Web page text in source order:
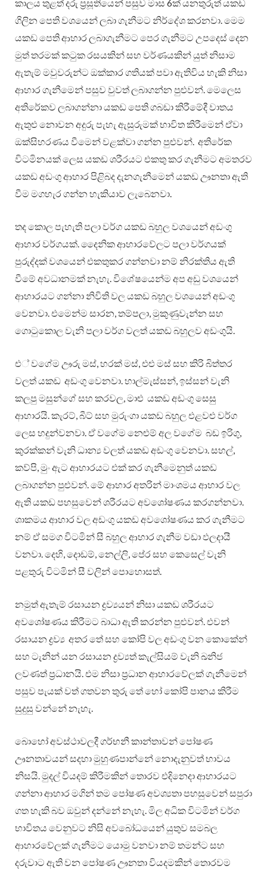
කාලය තුළත් දරු ප‍්‍රසූතියෙන් පසුව මාස 6ක් යනතුරුත් යකඩ
ගිලින පෙති වශයෙන් ලබා ගැනීමට නිර්දේශ කරනවා. මෙම
යකඩ පෙති ආහාර ලබාගැනීමට පෙර ගැනීමට උපදෙස් දෙන
මුත් තරමක් කටුක රසයකින් සහ වර්ණයකින් යුත් නිසාම
ඇතැම් මවුවරුන්ට ඔක්කාර ගතියක් පවා ඇතිවිය හැකි නිසා
ආහාර ගැනීමෙන් පසුව වුවත් ලබාගන්න පුළුවන්. මෙලෙස
අතිරේකව ලබාගන්නා යකඩ පෙති ගබඩා කිරීමේදී වාතය
ඇතුළු නොවන අදුරු පැහැ ඇසුරුමක් භාවිත කිරීමෙන් ඒවා
ඔක්සිහරණය වීමෙන් වළක්වා ගන්න පුළුවන්. අතිරේක
විටමිනයක් ලෙස යකඩ ශරීරයට එකතු කර ගැනීමට අමතරව
යකඩ අඩංගු ආහාර පිළිබද දැනගැනීමෙන් යකඩ ඌනතා ඇති
වීම මගහැර ගන්න හැකියාව ලැබෙනවා.
තද කොල පැහැති පලා වර්ග යකඩ බහුල වශයෙන් අඩංගු
ආහාර වර්ගයක්. දෛනික ආහාරවේලට පලා වර්ගයක්
පුරුද්දක් වශයෙන් එකතුකර ගන්නවා නම් නිරක්තිය ඇති
වීමේ අවධානමක් නැහැ. විශේෂයෙන්ම අප අඩු වශයෙන්
ආහාරයට ගන්නා නිවිති වල යකඩ බහුල වශයෙන් අඩංගු
වෙනවා. එමෙන්ම සාරන, තම්පලා, මුකුණුවැන්න සහ
ගොටුකොල වැනි පලා වර්ග වලත් යකඩ බහුලව අඩංගුයි.
එ් වගේම ඌරු මස්, හරක් මස්, එළු මස් සහ කිරි බිත්තර
වලත් යකඩ අඩංගු වෙනවා. හාල්මැස්සන්, ඉස්සන් වැනි
කලපු මසුන්ගේ සහ කරවල, මාළු යකඩ අඩංගු සෙසු
ආහාරයි. කැරට්, බීට් සහ මුරුංගා යකඩ බහුල එළවළු වර්ග
ලෙස හදුන්වනවා. ඒ වගේම නෙළුම් අල වගේම බඩ ඉරිගු,
කුරක්කන් වැනි ධාන්‍ය වලත් යකඩ අඩංගු වෙනවා. සහල්,
කව්පි, මුං ඇට ආහාරයට එක් කර ගැනීමෙනුත් යකඩ
ලබාගන්න පුළුවන්. මේ ආහාර අතරින් මාංශමය ආහාර වල
ඇති යකඩ පහසුවෙන් ශරීරයට අවශෝෂණය කරගන්නවා.
ශාකමය ආහාර වල අඩංගු යකඩ අවශෝෂණය කර ගැනීමට
නම් ඒ සමග විටමින් සී බහුල ආහාර ගැනීම වඩා ඵලදායී
වනවා. දෙහි, දොඩම්, නෙල්ලි, පේර සහ කෙසෙල් වැනි
පළතුරු විටමින් සී වලින් පොහොසත්.
නමුත් ඇතැම් රසායන ද්‍රව්‍යයන් නිසා යකඩ ශරීරයට
අවශෝෂණය කිරීමට බාධා ඇති කරන්න පුළුවන්. එවන්
රසායන ද්‍රව්‍ය අතර තේ සහ කෝපි වල අඩංගු වන කොකේන්
සහ ටැනින් යන රසායන ද්‍රව්‍යත් කැල්සියම් වැනි ඛනිජ
ලවණත් ප‍්‍රධානයි. එම නිසා ප‍්‍රධාන ආහාරවේලක් ගැනීමෙන්
පසුව පැයක් වත් ගතවන තුරු තේ හෝ කෝපි පානය කිරීම
සුදුසු වන්නේ නැහැ.
බොහෝ අවස්ථාවලදී ගර්භනී කාන්තාවන් පෝෂණ
ඌනතාවයන් සදහා මුහුණපාන්නේ නොදැනුවත් භාවය
නිසයි. මුදල් වියදම් කිරීමකින් තොරව එදිනෙදා ආහාරයට
ගන්නා ආහාර මගින් තම පෝෂණ අවශ්‍යතා පහසුවෙන් සපුරා
ගත හැකි බව ඔවුන් දන්නේ නැහැ. මිල අධික විටමින් වර්ග
භාවිතය වෙනුවට නිසි අවබෝධයෙන් යුතුව සමබල
ආහාරවේලක් ගැනීමට යොමු වනවා නම් තමන්ට සහ
දරුවාට ඇති වන පෝෂණ ඌනතා වියදමකින් තොරවම